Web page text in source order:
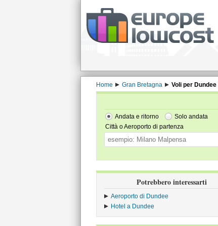
Home Gran Bretagna Voli per Dundee
Andata e ritorno
Solo andata
Città o Aeroporto di partenza
Potrebbero interessarti
Aeroporto di Dundee
Hotel a Dundee